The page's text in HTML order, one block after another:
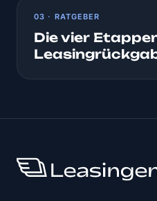
03 · RATGEBER
Die vier